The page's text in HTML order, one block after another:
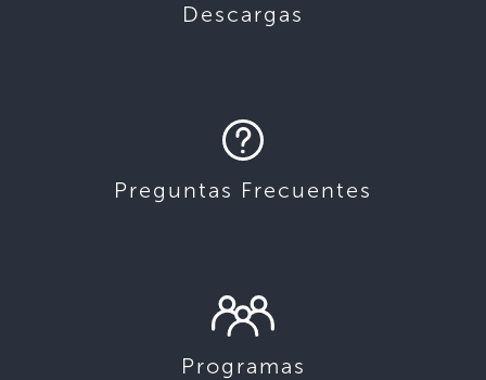
Descargas
Preguntas Frecuentes
Programas